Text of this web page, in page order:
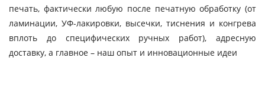
печать, фактически любую после печатную обработку (от
ламинации, УФ-лакировки, высечки, тиснения и конгрева
вплоть до специфических ручных работ), адресную
доставку, а главное – наш опыт и инновационные идеи